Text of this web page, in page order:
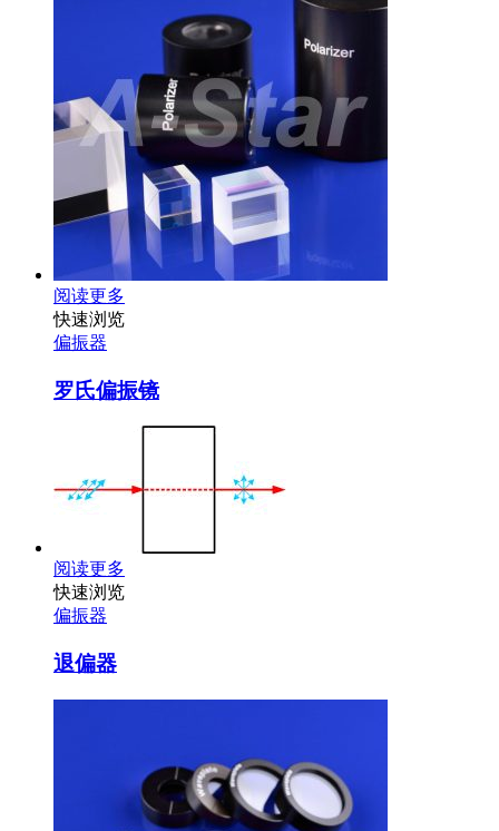
阅读更多
快速浏览
偏振器
罗氏偏振镜
阅读更多
快速浏览
偏振器
退偏器